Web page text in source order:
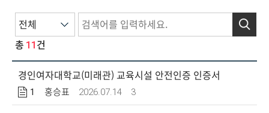
총 11 건
경인여자대학교(미래관) 교육시설 안전인증 인증서
1 홍승표 2026.07.14 3